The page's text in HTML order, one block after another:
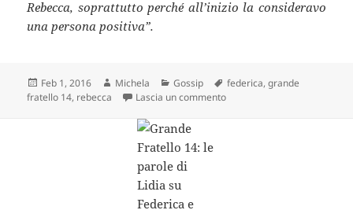
Rebecca, soprattutto perché all’inizio la consideravo
una persona positiva”.
Scritto
il
Feb 1, 2016 Autore
Michela Categorie
Gossip Tag
federica,grande
fratello 14, rebecca Lascia un commentosu Grande Fratello 14: la